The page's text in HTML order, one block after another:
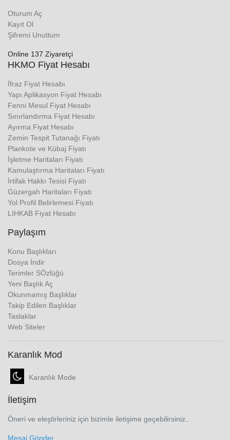
Oturum Aç
Kayıt Ol
Şifremi Unuttum
Online 137 Ziyaretçi
HKMO Fiyat Hesabı
İfraz Fiyat Hesabı
Yapı Aplikasyon Fiyat Hesabı
Fenni Mesul Fiyat Hesabı
Sınırlandırma Fiyat Hesabı
Ayırma Fiyat Hesabı
Zemin Tespit Tutanağı Fiyatı
Plankote ve Kübaj Fiyatı
İşletme Haritaları Fiyatı
Kamulaştırma Haritaları Fiyatı
İrtifak Hakkı Tesisi Fiyatı
Güzergah Haritaları Fiyatı
Yol Profil Belirlemesi Fiyatı
LIHKAB Fiyat Hesabı
Paylaşım
Konu Başlıkları
Dosya İndir
Terimler SÖzlüğü
Yeni Başlık Aç
Okunmamış Başlıklar
Takip Edilen Başlıklar
Taslaklar
Web Siteler
Karanlık Mod
Karanlık Mode
İletişim
Öneri ve eleştirleriniz için bizimle iletişime geçebilirsiniz..
Mesaj Gönder